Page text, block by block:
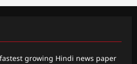
growing Hindi news paper